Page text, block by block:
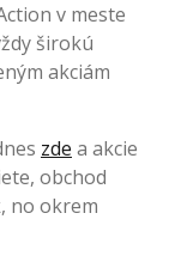
v meste
širokú
akciám
zde a akcie
obchod
no okrem